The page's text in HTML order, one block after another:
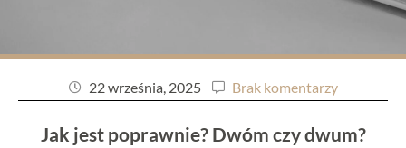
22 września, 2025 Brak komentarzy
Jak jest poprawnie? Dwóm czy dwum?